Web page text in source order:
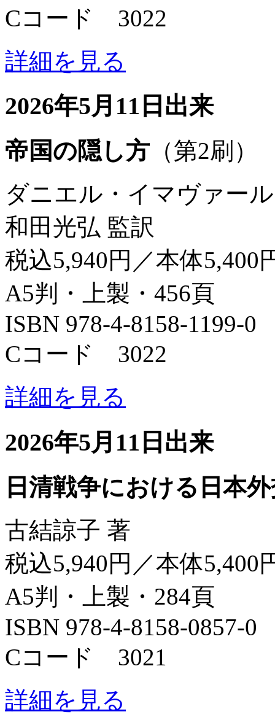
Cコード 3022
詳細を見る
2026年5月11日出来
帝国の隠し方 （第2刷）
ダニエル・イマヴァー
和田光弘 監訳
税込5,940円／本体5,400
A5判・上製・456頁
ISBN 978-4-8158-1199-0
Cコード 3022
詳細を見る
2026年5月11日出来
日清戦争における日本
古結諒子 著
税込5,940円／本体5,400
A5判・上製・284頁
ISBN 978-4-8158-0857-0
Cコード 3021
詳細を見る